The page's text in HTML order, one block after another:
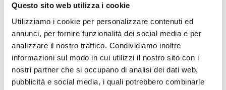
Questo sito web utilizza i cookie
Utilizziamo i cookie per personalizzare contenuti ed
annunci, per fornire funzionalità dei social media e per
analizzare il nostro traffico. Condividiamo inoltre
informazioni sul modo in cui utilizzi il nostro sito con i
nostri partner che si occupano di analisi dei dati web,
pubblicità e social media, i quali potrebbero combinarle
operatori
Equipe di lavoro
L’equipe di struttura comprende 10 educatori che svolgono
diverse mansioni, alternandosi secondo una turnazione